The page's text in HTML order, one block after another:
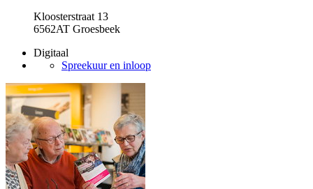
Kloosterstraat 13
6562AT Groesbeek
Digitaal
Spreekuur en inloop